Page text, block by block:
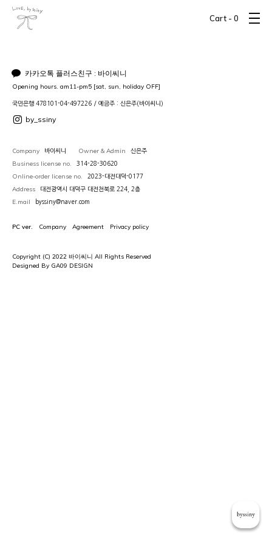
Cart - 0
카카오톡 플러스친구 : 바이씨니
Opening hours. am11-pm5 [sat, sun, holiday OFF]
국민은행 478101-04-497226 / 예금주 : 신은주(바이씨니)
by_ssiny
Company 바이씨니 Owner & Admin 신은주
Business license no. 314-28-30620
Online-order license no. 2023-대전대덕-0177
Address 대전광역시 대덕구 대전천북로 224, 2층
E.mail byssiny@naver.com
PC ver. Company Agreement Privacy policy
Copyright (C) 2022 바이씨니 All Rights Reserved
Designed By GA09 DESIGN